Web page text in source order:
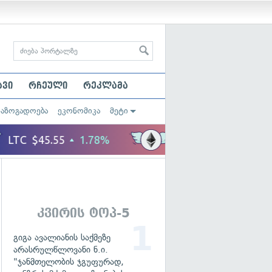
რჩეული რეკლამა
ეკონომიკა მეტი
კვირის ტოპ-5
გიგა ავალიანის საქმეზე
არასრულწლოვანი ნ.ი.
"ჯანმთელობის ჯგუფურად,